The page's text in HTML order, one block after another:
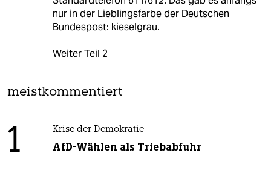
nur in der Lieblingsfarbe der Deutschen
Bundespost: kieselgrau.
Weiter Teil 2
meistkommentiert
1 Krise der Demokratie
AfD-Wählen als Triebabfuhr